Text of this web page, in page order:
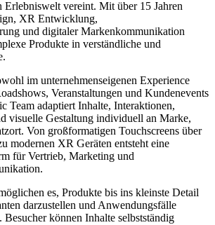
Erlebniswelt vereint. Mit über 15 Jahren
XR Entwicklung,
und digitaler Markenkommunikation
Produkte in verständliche und
im unternehmenseigenen Experience
Veranstaltungen und Kundenevents
Team adaptiert Inhalte, Interaktionen,
visuelle Gestaltung individuell an Marke,
Von großformatigen Touchscreens über
modernen XR Geräten entsteht eine
für Vertrieb, Marketing und
es, Produkte bis ins kleinste Detail
darzustellen und Anwendungsfälle
können Inhalte selbstständig